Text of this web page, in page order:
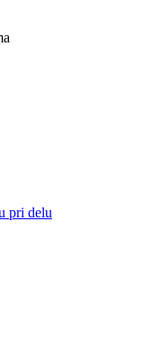
pri delu